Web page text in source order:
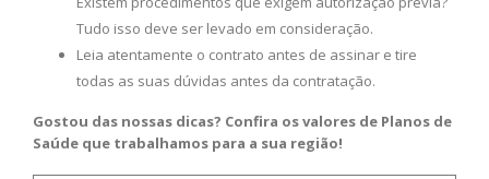
Tudo isso deve ser levado em consideração.
Leia atentamente o contrato antes de assinar e tire
todas as suas dúvidas antes da contratação.
Gostou das nossas dicas? Confira os valores de Planos de
Saúde que trabalhamos para a sua região!